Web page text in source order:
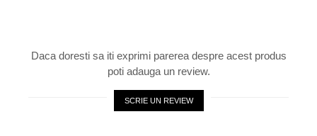
Daca doresti sa iti exprimi parerea despre acest produs
poti adauga un review.
SCRIE UN REVIEW